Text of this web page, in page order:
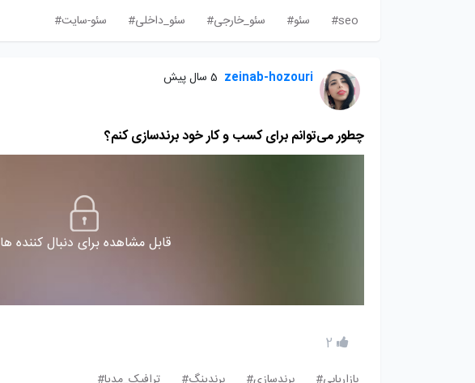
seo#
سئو# سئو_خارجی# سئو_داخلی# سئو-سایت#
zeinab-hozouri 5 سال پیش
چطور می‌توانم برای کسب و کار خود برندسازی کنم؟
قابل مشاهده برای دنبال کننده ها
2